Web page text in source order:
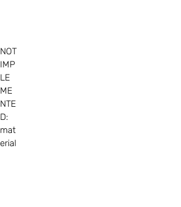
NOT
IMP
LE
ME
NTE
D:
mat
erial